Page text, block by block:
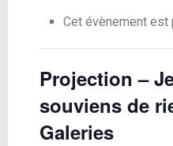
Cet évènement est
Projection –
souviens de
Galeries